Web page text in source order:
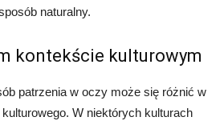
naturalny.
kontekście kulturowym
patrzenia w oczy może się różnić w
W niektórych kulturach